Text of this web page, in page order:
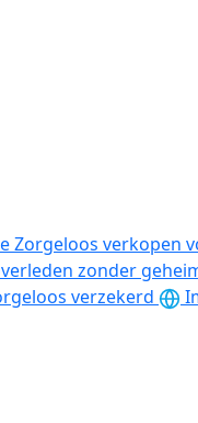
Zorgeloos verkopen
zonder
verzekerd